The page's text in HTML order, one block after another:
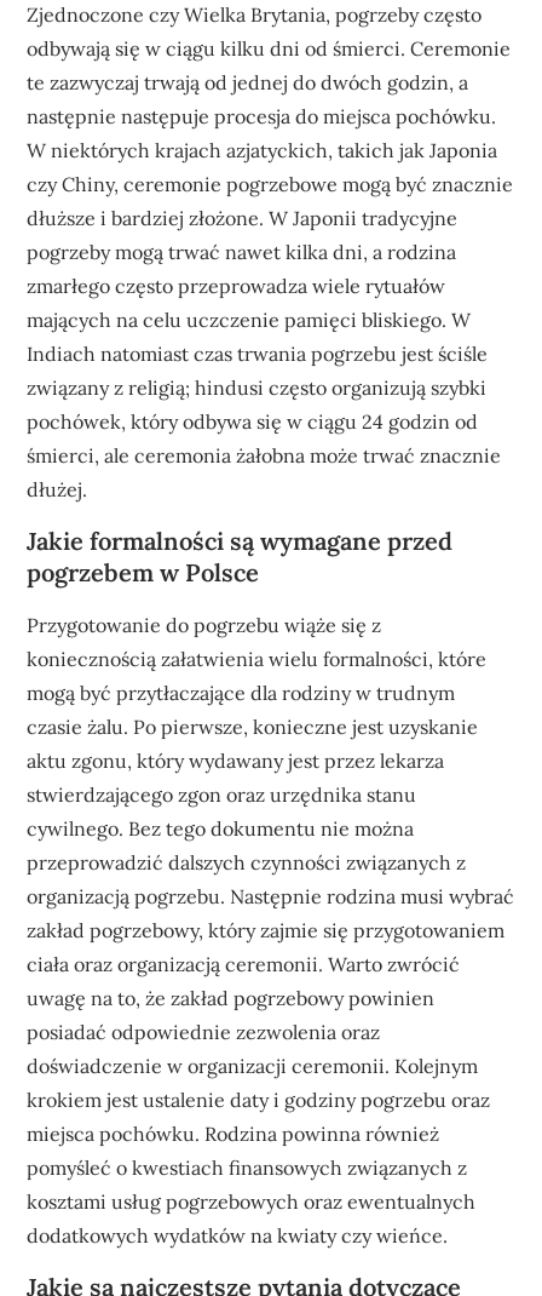
Zjednoczone czy Wielka Brytania, pogrzeby często
odbywają się w ciągu kilku dni od śmierci. Ceremonie
te zazwyczaj trwają od jednej do dwóch godzin, a
następnie następuje procesja do miejsca pochówku.
W niektórych krajach azjatyckich, takich jak Japonia
czy Chiny, ceremonie pogrzebowe mogą być znacznie
dłuższe i bardziej złożone. W Japonii tradycyjne
pogrzeby mogą trwać nawet kilka dni, a rodzina
zmarłego często przeprowadza wiele rytuałów
mających na celu uczczenie pamięci bliskiego. W
Indiach natomiast czas trwania pogrzebu jest ściśle
związany z religią; hindusi często organizują szybki
pochówek, który odbywa się w ciągu 24 godzin od
śmierci, ale ceremonia żałobna może trwać znacznie
dłużej.
Jakie formalności są wymagane przed
pogrzebem w Polsce
Przygotowanie do pogrzebu wiąże się z
koniecznością załatwienia wielu formalności, które
mogą być przytłaczające dla rodziny w trudnym
czasie żalu. Po pierwsze, konieczne jest uzyskanie
aktu zgonu, który wydawany jest przez lekarza
stwierdzającego zgon oraz urzędnika stanu
cywilnego. Bez tego dokumentu nie można
przeprowadzić dalszych czynności związanych z
organizacją pogrzebu. Następnie rodzina musi wybrać
zakład pogrzebowy, który zajmie się przygotowaniem
ciała oraz organizacją ceremonii. Warto zwrócić
uwagę na to, że zakład pogrzebowy powinien
posiadać odpowiednie zezwolenia oraz
doświadczenie w organizacji ceremonii. Kolejnym
krokiem jest ustalenie daty i godziny pogrzebu oraz
miejsca pochówku. Rodzina powinna również
pomyśleć o kwestiach finansowych związanych z
kosztami usług pogrzebowych oraz ewentualnych
dodatkowych wydatków na kwiaty czy wieńce.
Jakie są najczęstsze pytania dotyczące